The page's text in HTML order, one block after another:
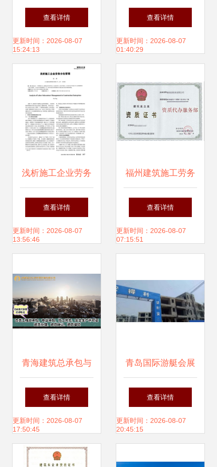
劳务分包的纪实与
思考
查看详情
更新时间：2026-08-07
15:24:13
工程资质转让 施工
总承包劳务分包资
查看详情
更新时间：2026-08-07
01:40:29
浅析施工企业劳务
分包管理
查看详情
更新时间：2026-08-07
13:56:46
福州建筑施工劳务
资质代办与建筑工
程劳务分包的全面
查看详情
更新时间：2026-08-07
07:15:51
青海建筑总承包与
劳务分包资质转让
的重要性分析——
以建筑工程劳务分
查看详情
更新时间：2026-08-07
17:50:45
青岛国际游艇会展
中心项目劳务纠纷
引警示 总包方被清
查看详情
更新时间：2026-08-07
20:45:15